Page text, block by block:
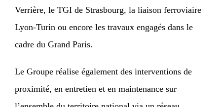
Verrière, le TGI de Strasbourg, la liaison ferroviaire
Lyon-Turin ou encore les travaux engagés dans le
cadre du Grand Paris.
Le Groupe réalise également des interventions de
proximité, en entretien et en maintenance sur